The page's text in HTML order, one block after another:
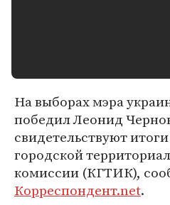
На выборах мэра
победил Леонид
свидетельствуют
городской
комиссии (КГТИК),
Корреспондент.net.